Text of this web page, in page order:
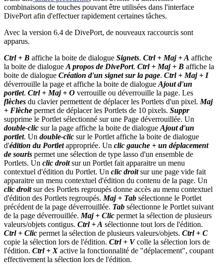
combinaisons de touches pouvant être utilisées dans l'interface
DivePort afin d'effectuer rapidement certaines tâches.
Avec la version 6.4 de DivePort, de nouveaux raccourcis sont
apparus.
Ctrl + B affiche la boite de dialogue Signets. Ctrl + Maj + A affiche
la boite de dialogue A propos de DivePort. Ctrl + Maj + B affiche la
boite de dialogue Création d'un signet sur la page. Ctrl + Maj + I
déverrouille la page et affiche la boite de dialogue Ajout d'un
portlet. Ctrl + Maj + O verrouille ou déverrouille la page. Les
flèches du clavier permettent de déplacer les Portlets d'un pixel. Maj
+ Flèche permet de déplacer les Portlets de 10 pixels. Suppr
supprime le Portlet sélectionné sur une Page déverrouillée. Un
double-clic sur la page affiche la boite de dialogue Ajout d'un
portlet. Un double-clic sur le Portlet affiche la boite de dialogue
d'édition du Portletappropriée. Un clic gauche + un déplacement
de souris permet une sélection de type lasso d'un ensemble de
Portlets. Un clic droitsur un Portlet fait apparaitre un menu
contextuel d'édition du Portlet. Un clic droit sur une page vide fait
apparaitre un menu contextuel d'édition du contenu de la page. Un
clic droit sur des Portlets regroupés donne accès au menu contextuel
d'édition des Portlets regroupés. Maj + Tab sélectionne le Portlet
précédent de la page déverrouillée. Tab sélectionne le Portlet suivant
de la page déverrouillée. Maj + Clic permet la sélection de plusieurs
valeurs/objets contigus. Ctrl + A sélectionne tout lors de l'édition.
Ctrl + Clic permet la sélection de plusieurs valeurs/objets. Ctrl + C
copie la sélection lors de l'édition. Ctrl + Vcolle la sélection lors de
l'édition. Ctrl + X active la fonctionnalité de "déplacement", coupant
effectivement la sélection lors de l'édition.